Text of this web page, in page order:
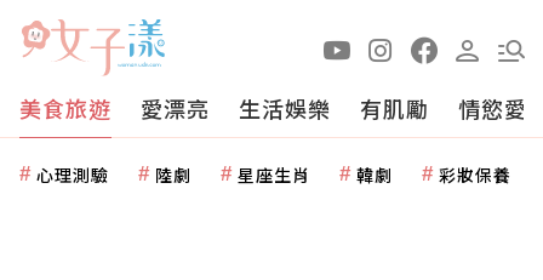
美食旅遊 愛漂亮 生活娛樂 有肌勵 情慾愛
心理測驗 陸劇 星座生肖 韓劇 彩妝保養